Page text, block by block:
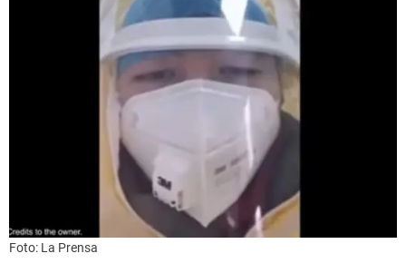
Foto: La Prensa